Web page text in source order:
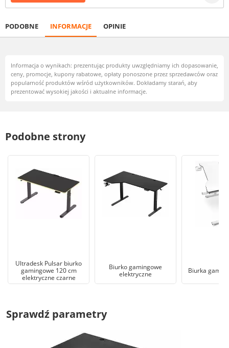
PODOBNE INFORMACJE OPINIE
Informacja o wynikach: prezentując produkty uwzględniamy ich dopasowanie,
ceny, promocje, kupony rabatowe, opłaty ponoszone przez sprzedawców oraz
popularność produktów wśród użytkowników. Dokładamy starań, aby
prezentować wysokiej jakości i aktualne informacje.
Podobne strony
Ultradesk Pulsar biurko
gamingowe 120 cm
elektryczne czarne
Biurko gamingowe
elektryczne
Biurka
Sprawdź parametry